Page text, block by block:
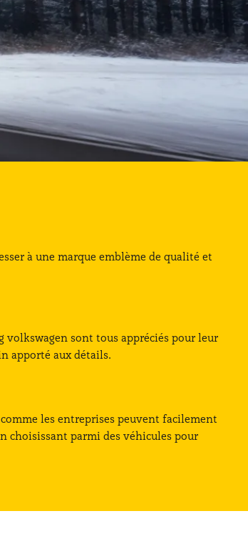
à une marque emblème de qualité et
volkswagen sont tous appréciés pour leur
apporté aux détails.
les entreprises peuvent facilement
choisissant parmi des véhicules pour